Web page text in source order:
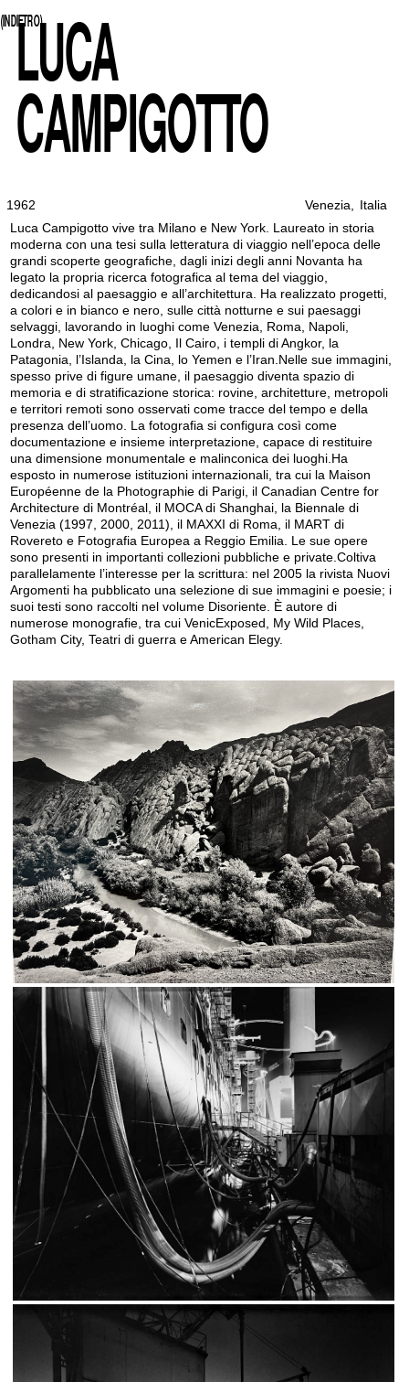
(INDIETRO)
LUCA
CAMPIGOTTO
1962 Venezia, Italia
Luca Campigotto vive tra Milano e New York. Laureato in storia
moderna con una tesi sulla letteratura di viaggio nell’epoca delle
grandi scoperte geografiche, dagli inizi degli anni Novanta ha
legato la propria ricerca fotografica al tema del viaggio,
dedicandosi al paesaggio e all’architettura. Ha realizzato progetti,
a colori e in bianco e nero, sulle città notturne e sui paesaggi
selvaggi, lavorando in luoghi come Venezia, Roma, Napoli,
Londra, New York, Chicago, Il Cairo, i templi di Angkor, la
Patagonia, l’Islanda, la Cina, lo Yemen e l’Iran.Nelle sue immagini,
spesso prive di figure umane, il paesaggio diventa spazio di
memoria e di stratificazione storica: rovine, architetture, metropoli
e territori remoti sono osservati come tracce del tempo e della
presenza dell’uomo. La fotografia si configura così come
documentazione e insieme interpretazione, capace di restituire
una dimensione monumentale e malinconica dei luoghi.Ha
esposto in numerose istituzioni internazionali, tra cui la Maison
Européenne de la Photographie di Parigi, il Canadian Centre for
Architecture di Montréal, il MOCA di Shanghai, la Biennale di
Venezia (1997, 2000, 2011), il MAXXI di Roma, il MART di
Rovereto e Fotografia Europea a Reggio Emilia. Le sue opere
sono presenti in importanti collezioni pubbliche e private.Coltiva
parallelamente l’interesse per la scrittura: nel 2005 la rivista Nuovi
Argomenti ha pubblicato una selezione di sue immagini e poesie; i
suoi testi sono raccolti nel volume Disoriente. È autore di
numerose monografie, tra cui VenicExposed, My Wild Places,
Gotham City, Teatri di guerra e American Elegy.